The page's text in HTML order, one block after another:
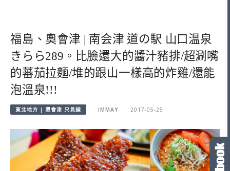
福島、奧會津 | 南会津 道の駅 山口温泉
きらら289。比臉還大的醬汁豬排/超涮嘴
的蕃茄拉麵/堆的跟山一樣高的炸雞/還能
泡溫泉!!!
東北地方 | 奧會津 只見線 IMMAY 2017-05-25